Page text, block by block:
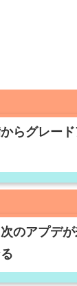
らグレード
のアプデ